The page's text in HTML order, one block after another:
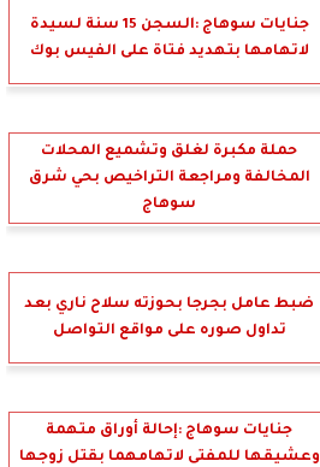
جنايات سوهاج :السجن 15 سنة لسيدة
لاتهامها بتهديد فتاة على الفيس بوك
حملة مكبرة لغلق وتشميع المحلات
المخالفة ومراجعة التراخيص بحي شرق
سوهاج
ضبط عامل بجرجا بحوزته سلاح ناري بعد
تداول صوره على مواقع التواصل
جنايات سوهاج :إحالة أوراق متهمة
وعشيقها للمفتى لاتهامهما بقتل زوجها